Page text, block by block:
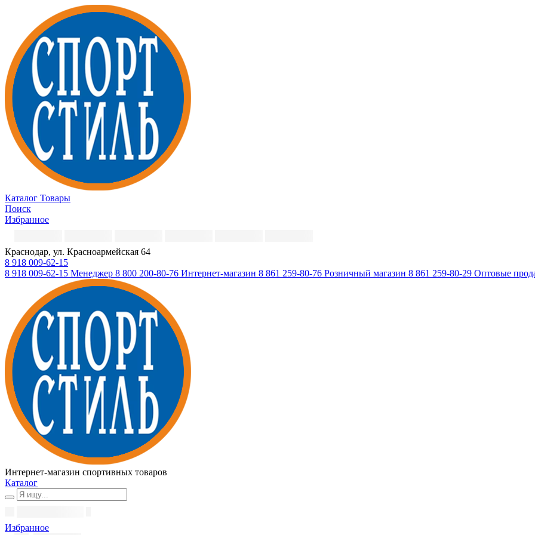
Каталог Товары
Поиск
Избранное
Краснодар, ул. Красноармейская 64
8 918 009-62-15
8 918 009-62-15 Менеджер 8 800 200-80-76 Интернет-магазин 8 861 259-80-76 Розничный магазин 8 861 259-80-29 Оптовые
Интернет-магазин спортивных товаров
Каталог
Избранное